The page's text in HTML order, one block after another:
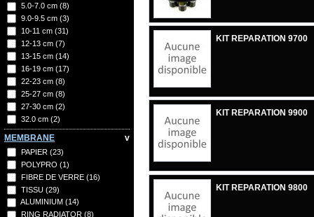
5.0-7.0 cm (8)
9.0-9.5 cm (3)
10-11 cm (31)
12-13 cm (7)
13-15 cm (14)
16-19 cm (17)
22-23 cm (8)
25-27 cm (8)
27-30 cm (2)
32.0 cm (2)
MEMBRANE v
PAPIER (23)
POLYPRO (1)
FIBRE DE VERRE (16)
TISSU (29)
ALUMINIUM (14)
RING RADIATOR (8)
KIT REPARATION 9700
KIT REPARATION 9900
KIT REPARATION 9800